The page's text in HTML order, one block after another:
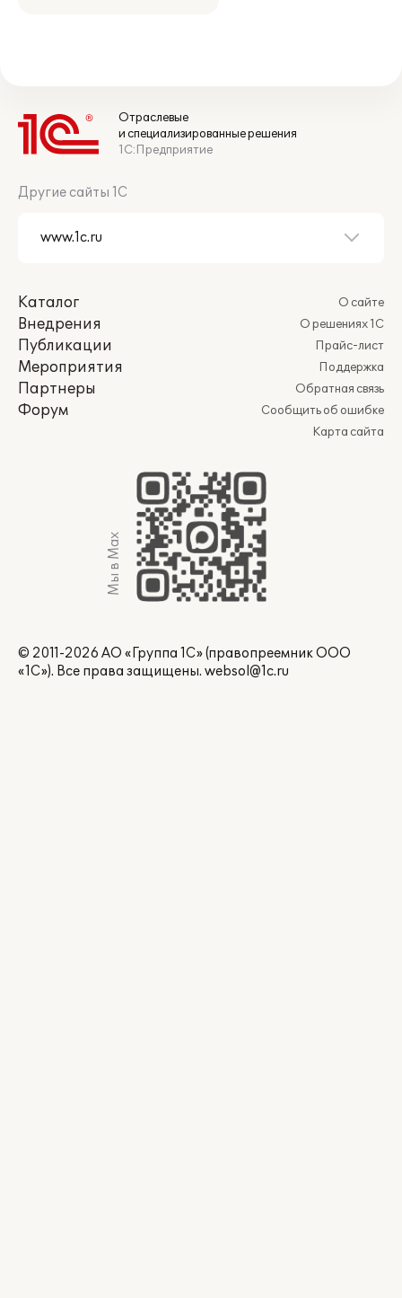
Отраслевые
и специализированные решения
1С:Предприятие
Другие сайты 1С
Каталог
Внедрения
Публикации
Мероприятия
Партнеры
Форум
О сайте
О решениях 1С
Прайс-лист
Поддержка
Обратная связь
Сообщить об ошибке
Карта сайта
Мы в Max
© 2011-2026 АО «Группа 1С» (правопреемник ООО
«1С»). Все права защищены. websol@1c.ru